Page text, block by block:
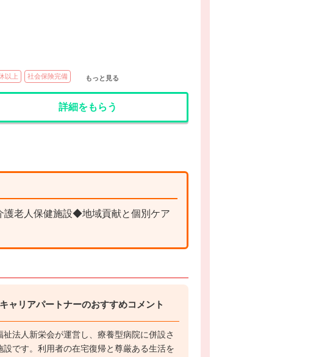
以上 社会保険完備 もっと見る
詳細をもらう
老人保健施設◆地域貢献と個別ケア
キャリアパートナーのおすすめコメント
祉法人新栄会が運営し、療養型病院に併設さ
設です。利用者の在宅復帰と尊厳ある生活を